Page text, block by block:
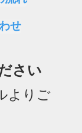
せ
さい
よりご